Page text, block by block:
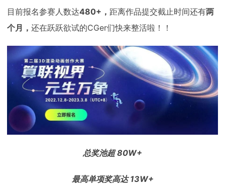
Maya AI渲染方案
Maya AI渲染方案
Maya AI渲染方案
Maya AI渲染方案
Maya AI渲染方案
Maya AI渲染方案
云制作价格
云制作价格
云制作价格
云制作价格
云制作价格
云制作价格
案例
资讯&赛事
新闻资讯
渲染大赛
泛CG交流会
新闻资讯
渲染大赛
泛CG交流会
新闻资讯
渲染大赛
泛CG交流会
新闻资讯
渲染大赛
泛CG交流会
新闻资讯
渲染大赛
泛CG交流会
新闻资讯
渲染大赛
泛CG交流会
特惠专区
云渲染优惠攻略
青云平台
教育优惠
云渲染优惠攻略
青云平台
教育优惠
云渲染优惠攻略
青云平台
教育优惠
云渲染优惠攻略
青云平台
教育优惠
云渲染优惠攻略
青云平台
教育优惠
云渲染优惠攻略
青云平台
教育优惠
关于我们
下载动画客户端
效果图客户端
动画客户端
效果图客户端
动画客户端
效果图客户端
动画客户端
效果图客户端
动画客户端
效果图客户端
动画客户端
效果图客户端
帮助/教程
目前报名参赛人数达480+， 距离作品提交截止时间还有两
个月， 还在跃跃欲试的CGer们快来整活啦！！
总奖池超 80W+
最高单项奖高达 13W+